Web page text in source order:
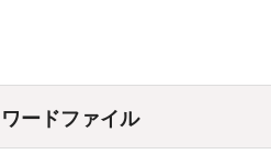
ワードファイル